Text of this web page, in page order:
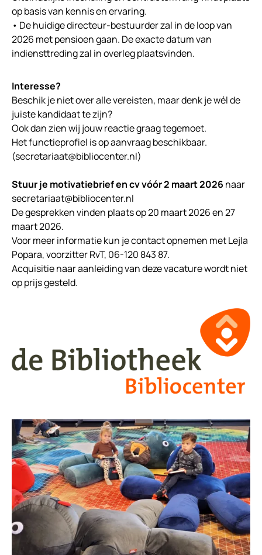
op basis van kennis en ervaring.
• De huidige directeur-bestuurder zal in de loop van
2026 met pensioen gaan. De exacte datum van
indiensttreding zal in overleg plaatsvinden.
Interesse?
Beschik je niet over alle vereisten, maar denk je wél de
juiste kandidaat te zijn?
Ook dan zien wij jouw reactie graag tegemoet.
Het functieprofiel is op aanvraag beschikbaar.
(secretariaat@bibliocenter.nl)
Stuur je motivatiebrief en cv vóór 2 maart 2026 naar
secretariaat@bibliocenter.nl
De gesprekken vinden plaats op 20 maart 2026 en 27
maart 2026.
Voor meer informatie kun je contact opnemen met Lejla
Popara, voorzitter RvT, 06-120 843 87.
Acquisitie naar aanleiding van deze vacature wordt niet
op prijs gesteld.